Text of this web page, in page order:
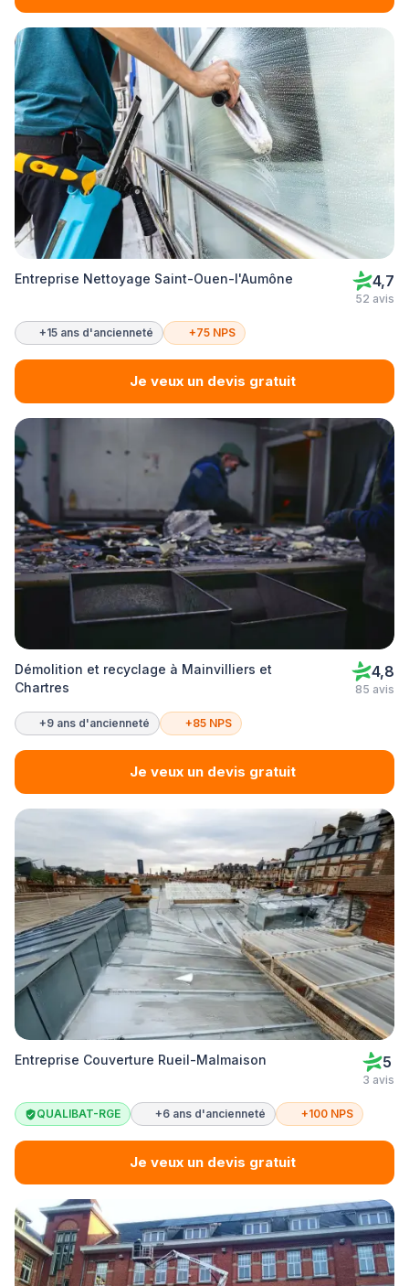
Entreprise Nettoyage Saint-Ouen-l'Aumône 4,7
52 avis
+15 ans d'ancienneté +75 NPS
Je veux un devis gratuit
Démolition et recyclage à Mainvilliers et
Chartres
4,8
85 avis
+9 ans d'ancienneté +85 NPS
Je veux un devis gratuit
Entreprise Couverture Rueil-Malmaison 5
3 avis
QUALIBAT-RGE +6 ans d'ancienneté +100 NPS
Je veux un devis gratuit